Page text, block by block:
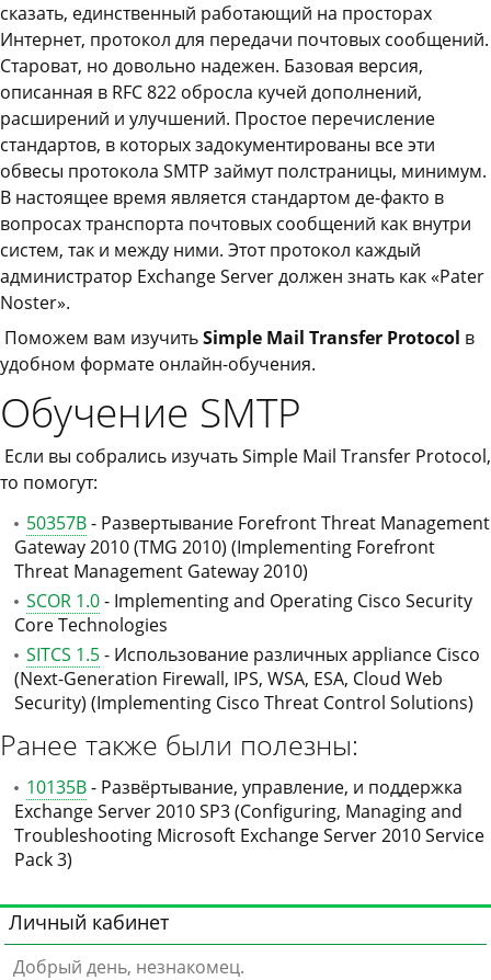
сказать, единственный работающий на просторах
Интернет, протокол для передачи почтовых сообщений.
Староват, но довольно надежен. Базовая версия,
описанная в RFC 822 обросла кучей дополнений,
расширений и улучшений. Простое перечисление
стандартов, в которых задокументированы все эти
обвесы протокола SMTP займут полстраницы, минимум.
В настоящее время является стандартом де-факто в
вопросах транспорта почтовых сообщений как внутри
систем, так и между ними. Этот протокол каждый
администратор Exchange Server должен знать как «Pater
Noster».
Поможем вам изучитьSimple Mail Transfer Protocol в
удобном формате онлайн-обучения.
Обучение SMTP
Если вы собрались изучать Simple Mail Transfer Protocol,
то помогут:
50357B- Развертывание Forefront Threat Management
Gateway 2010 (TMG 2010) (Implementing Forefront
Threat Management Gateway 2010)
SCOR 1.0- Implementing and Operating Cisco Security
Core Technologies
SITCS 1.5- Использование различных appliance Cisco
(Next-Generation Firewall, IPS, WSA, ESA, Cloud Web
Security) (Implementing Cisco Threat Control Solutions)
Ранее также были полезны:
10135B- Развёртывание, управление, и поддержка
Exchange Server 2010 SP3 (Configuring, Managing and
Troubleshooting Microsoft Exchange Server 2010 Service
Pack 3)
Личный кабинет
Добрый день, незнакомец.